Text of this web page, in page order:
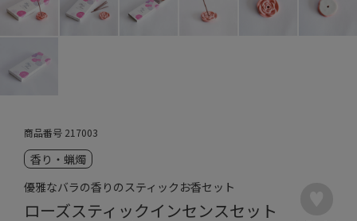
商品番号 217003
香り・蝋燭
優雅なバラの香りのスティックお香セット
ローズスティックインセンスセット